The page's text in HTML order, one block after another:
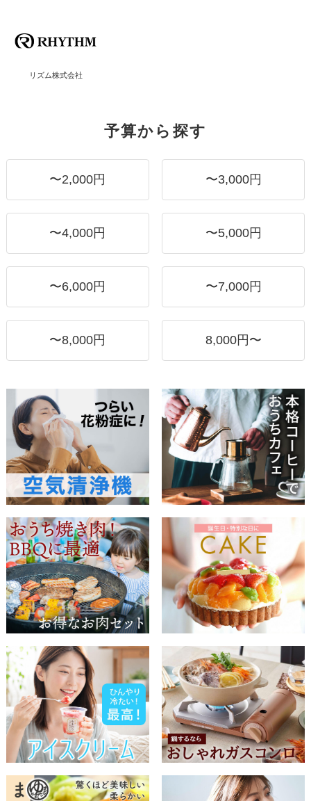
リズム株式会社
予算から探す
〜2,000円 〜3,000円
〜4,000円 〜5,000円
〜6,000円 〜7,000円
〜8,000円 8,000円〜